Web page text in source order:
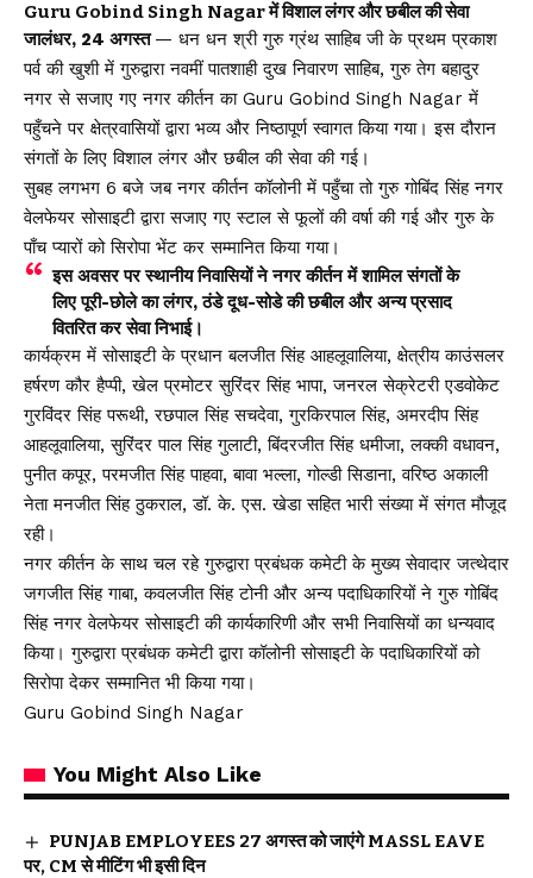
Guru Gobind Singh Nagar में विशाल लंगर और छबील की सेवा
जालंधर, 24 अगस्त— धन धन श्री गुरु ग्रंथ साहिब जी के प्रथम प्रकाश
पर्व की खुशी में गुरुद्वारा नवमीं पातशाही दुख निवारण साहिब, गुरु तेग बहादुर
नगर से सजाए गए नगर कीर्तन का Guru Gobind Singh Nagar में
पहुँचने पर क्षेत्रवासियों द्वारा भव्य और निष्ठापूर्ण स्वागत किया गया। इस दौरान
संगतों के लिए विशाल लंगर और छबील की सेवा की गई।
सुबह लगभग 6 बजे जब नगर कीर्तन कॉलोनी में पहुँचा तो गुरु गोबिंद सिंह नगर
वेलफेयर सोसाइटी द्वारा सजाए गए स्टाल से फूलों की वर्षा की गई और गुरु के
पाँच प्यारों को सिरोपा भेंट कर सम्मानित किया गया।
इस अवसर पर स्थानीय निवासियों ने नगर कीर्तन में शामिल संगतों के
लिए पूरी-छोले का लंगर, ठंडे दूध-सोडे की छबील और अन्य प्रसाद
वितरित कर सेवा निभाई।
कार्यक्रम में सोसाइटी के प्रधान बलजीत सिंह आहलूवालिया, क्षेत्रीय काउंसलर
हर्षरण कौर हैप्पी, खेल प्रमोटर सुरिंदर सिंह भापा, जनरल सेक्रेटरी एडवोकेट
गुरविंदर सिंह परूथी, रछपाल सिंह सचदेवा, गुरकिरपाल सिंह, अमरदीप सिंह
आहलूवालिया, सुरिंदर पाल सिंह गुलाटी, बिंदरजीत सिंह धमीजा, लक्की वधावन,
पुनीत कपूर, परमजीत सिंह पाहवा, बावा भल्ला, गोल्डी सिडाना, वरिष्ठ अकाली
नेता मनजीत सिंह ठुकराल, डॉ. के. एस. खेडा सहित भारी संख्या में संगत मौजूद
रही।
नगर कीर्तन के साथ चल रहे गुरुद्वारा प्रबंधक कमेटी के मुख्य सेवादार जत्थेदार
जगजीत सिंह गाबा, कवलजीत सिंह टोनी और अन्य पदाधिकारियों ने गुरु गोबिंद
सिंह नगर वेलफेयर सोसाइटी की कार्यकारिणी और सभी निवासियों का धन्यवाद
किया। गुरुद्वारा प्रबंधक कमेटी द्वारा कॉलोनी सोसाइटी के पदाधिकारियों को
सिरोपा देकर सम्मानित भी किया गया।
Guru Gobind Singh Nagar
You Might Also Like
PUNJAB EMPLOYEES 27 अगस्त को जाएंगे MASSL EAVE
पर, CM से मीटिंग भी इसी दिन